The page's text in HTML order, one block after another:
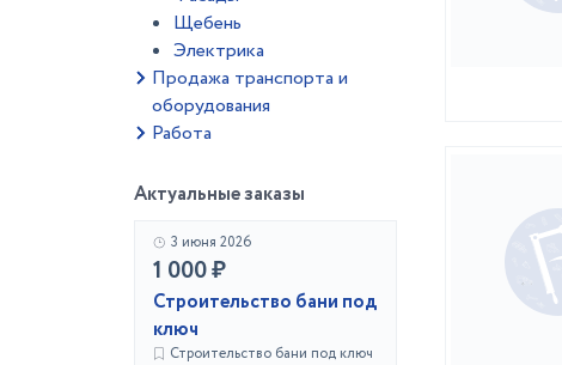
Щебень
Электрика
Продажа транспорта и
оборудования
Работа
Актуальные заказы
3 июня 2026
1 000 ₽
Строительство бани под
ключ
Строительство бани под ключ